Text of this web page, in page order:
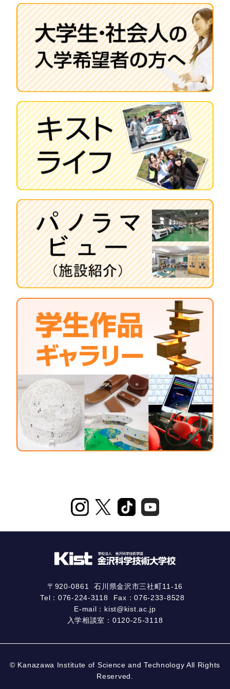
〒920-0861
石川県金沢市三社町11-16
Tel：076-224-3118
Fax：076-233-8528
E-mail： kist@kist.ac.jp
入学相談室： 0120-25-3118
© Kanazawa Institute of Science and Technology All Rights
Reserved.